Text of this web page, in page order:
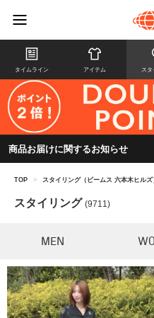
タイムライン アイテム スタ
商品お届けに関するお知らせ
TOP > スタイリング（ビームス 六本木ヒルズ
スタイリング (9711)
MEN